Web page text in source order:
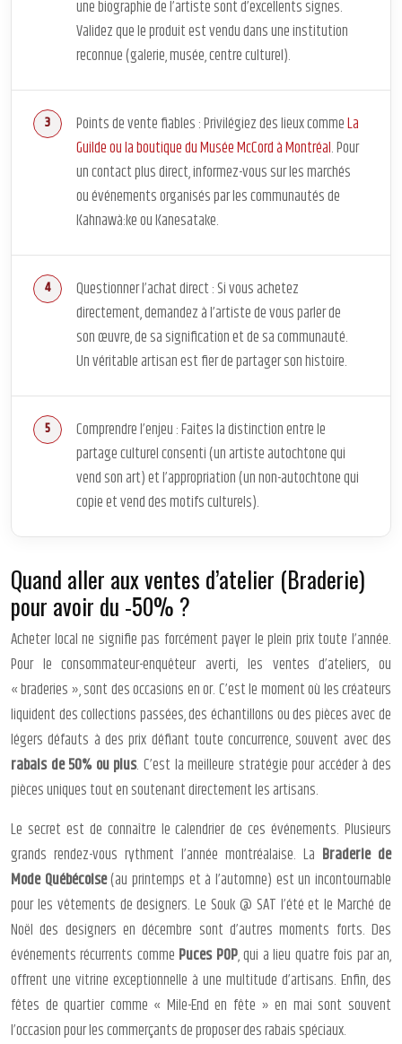
une biographie de l’artiste sont d’excellents signes.
Validez que le produit est vendu dans une institution
reconnue (galerie, musée, centre culturel).
Points de vente fiables : Privilégiez des lieux commeLa
Guilde ou la boutique du Musée McCord à Montréal. Pour
un contact plus direct, informez-vous sur les marchés
ou événements organisés par les communautés de
Kahnawà:ke ou Kanesatake.
Questionner l’achat direct : Si vous achetez
directement, demandez à l’artiste de vous parler de
son œuvre, de sa signification et de sa communauté.
Un véritable artisan est fier de partager son histoire.
Comprendre l’enjeu : Faites la distinction entre le
partage culturel consenti (un artiste autochtone qui
vend son art) et l’appropriation (un non-autochtone qui
copie et vend des motifs culturels).
Quand aller aux ventes d’atelier (Braderie)
pour avoir du -50% ?
Acheter local ne signifie pas forcément payer le plein prix toute l’année.
Pour le consommateur-enquêteur averti, les ventes d’ateliers, ou
« braderies », sont des occasions en or. C’est le moment où les créateurs
liquident des collections passées, des échantillons ou des pièces avec de
légers défauts à des prix défiant toute concurrence, souvent avec des
rabais de 50% ou plus. C’est la meilleure stratégie pour accéder à des
pièces uniques tout en soutenant directement les artisans.
Le secret est de connaître le calendrier de ces événements. Plusieurs
grands rendez-vous rythment l’année montréalaise. La Braderie de
Mode Québécoise(au printemps et à l’automne) est un incontournable
pour les vêtements de designers. Le Souk @ SAT l’été et le Marché de
Noël des designers en décembre sont d’autres moments forts. Des
événements récurrents comme Puces POP, qui a lieu quatre fois par an,
offrent une vitrine exceptionnelle à une multitude d’artisans. Enfin, des
fêtes de quartier comme « Mile-End en fête » en mai sont souvent
l’occasion pour les commerçants de proposer des rabais spéciaux.